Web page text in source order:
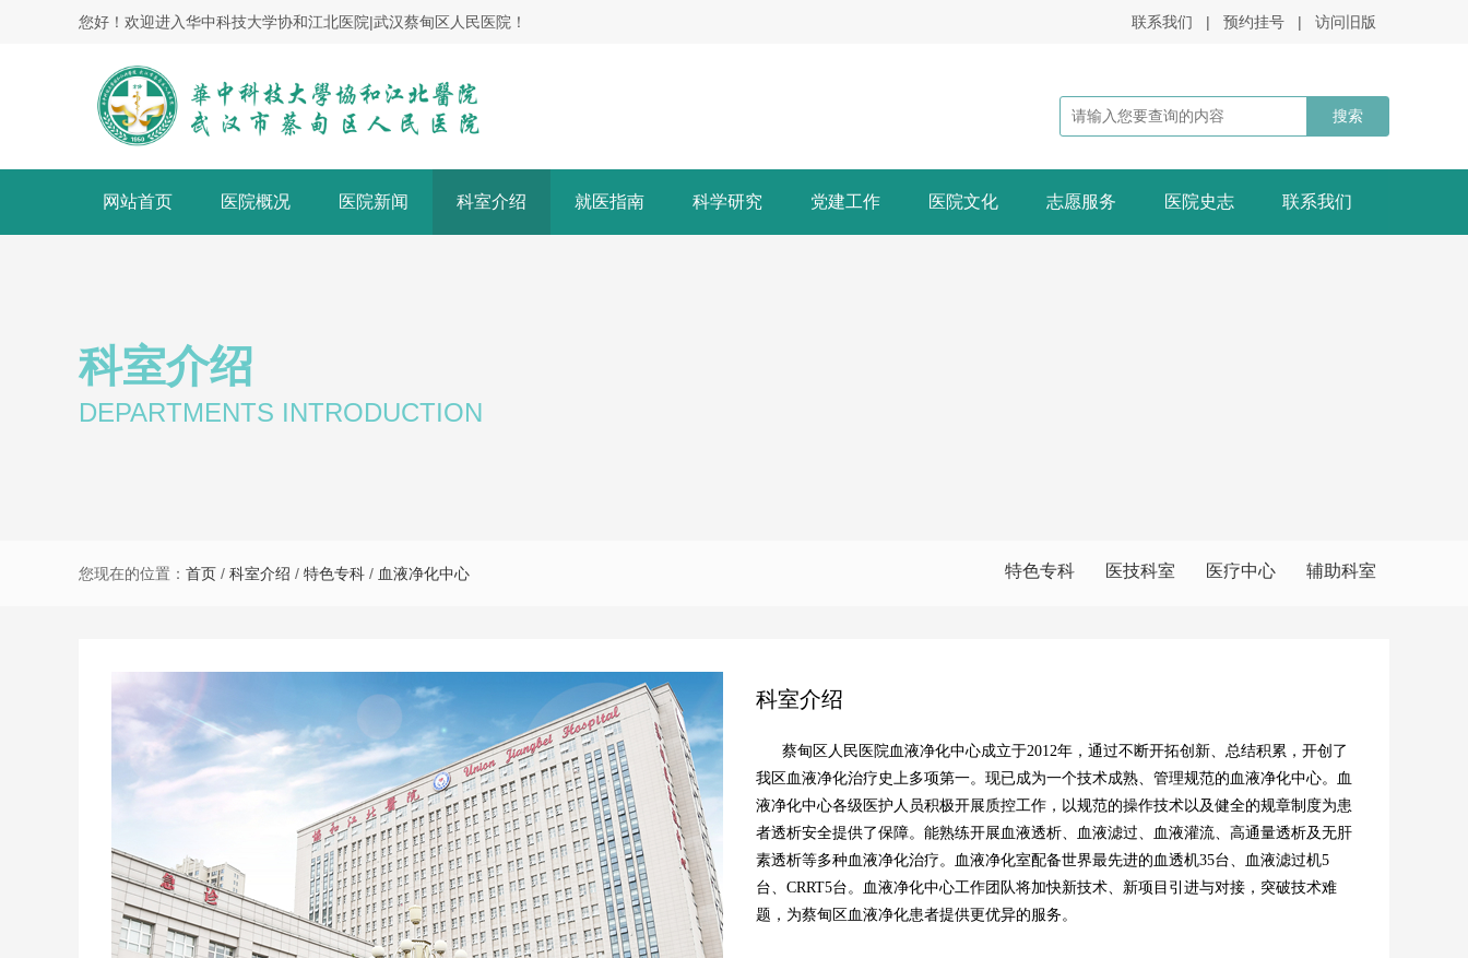
您好！欢迎进入华中科技大学协和江北医院|武汉蔡甸区人民医院！ 联系我们 | 预约挂号 | 访问旧版
网站首页 医院概况 医院新闻 科室介绍 就医指南 科学研究 党建工作 医院文化 志愿服务 医院史志 联系我们
科室介绍
DEPARTMENTS INTRODUCTION
特色专科 医技科室 医疗中心 辅助科室
您现在的位置： 首页 / 科室介绍 / 特色专科 / 血液净化中心
科室介绍
蔡甸区人民医院血液净化中心成立于2012年，通过不断开拓创新、总结积累，开创了
我区血液净化治疗史上多项第一。现已成为一个技术成熟、管理规范的血液净化中心。血
液净化中心各级医护人员积极开展质控工作，以规范的操作技术以及健全的规章制度为患
者透析安全提供了保障。能熟练开展血液透析、血液滤过、血液灌流、高通量透析及无肝
素透析等多种血液净化治疗。血液净化室配备世界最先进的血透机35台、血液滤过机5
台、CRRT5台。血液净化中心工作团队将加快新技术、新项目引进与对接，突破技术难
题，为蔡甸区血液净化患者提供更优异的服务。